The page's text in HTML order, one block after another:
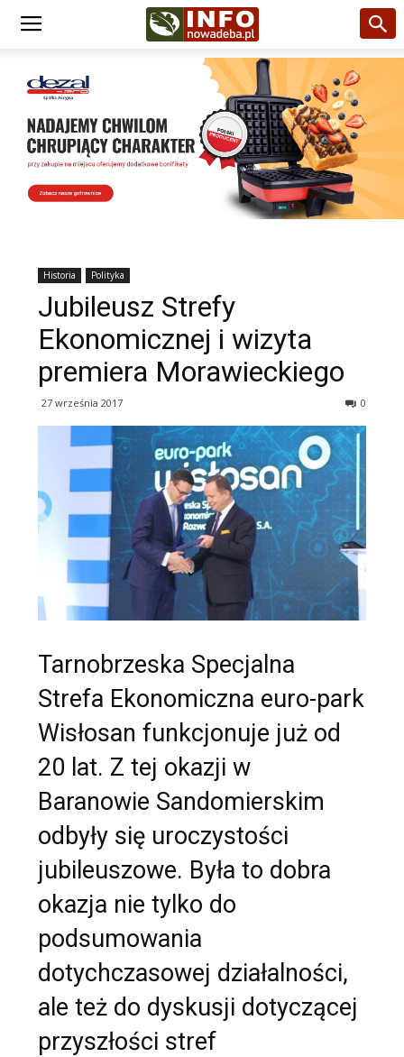
Historia Polityka
Jubileusz Strefy
Ekonomicznej i wizyta
premiera Morawieckiego
27 września 2017 0
Tarnobrzeska Specjalna
Strefa Ekonomiczna euro-park
Wisłosan funkcjonuje już od
20 lat. Z tej okazji w
Baranowie Sandomierskim
odbyły się uroczystości
jubileuszowe. Była to dobra
okazja nie tylko do
podsumowania
dotychczasowej działalności,
ale też do dyskusji dotyczącej
przyszłości stref